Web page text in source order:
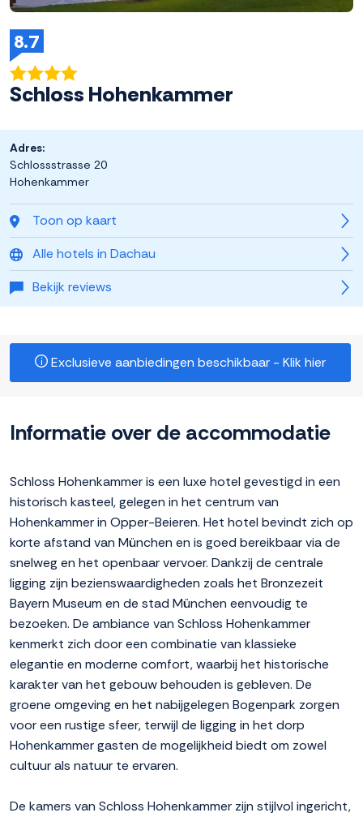
8.7
Schloss Hohenkammer
Toon op kaart
Alle hotels in Dachau
Bekijk reviews
Adres:
Schlossstrasse 20
Hohenkammer
Exclusieve aanbiedingen beschikbaar - Klik hier
Informatie over de accommodatie
Schloss Hohenkammer is een luxe hotel gevestigd in een
historisch kasteel, gelegen in het centrum van
Hohenkammer in Opper-Beieren. Het hotel bevindt zich op
korte afstand van München en is goed bereikbaar via de
snelweg en het openbaar vervoer. Dankzij de centrale
ligging zijn bezienswaardigheden zoals het Bronzezeit
Bayern Museum en de stad München eenvoudig te
bezoeken. De ambiance van Schloss Hohenkammer
kenmerkt zich door een combinatie van klassieke
elegantie en moderne comfort, waarbij het historische
karakter van het gebouw behouden is gebleven. De
groene omgeving en het nabijgelegen Bogenpark zorgen
voor een rustige sfeer, terwijl de ligging in het dorp
Hohenkammer gasten de mogelijkheid biedt om zowel
cultuur als natuur te ervaren.
De kamers van Schloss Hohenkammer zijn stijlvol ingericht,